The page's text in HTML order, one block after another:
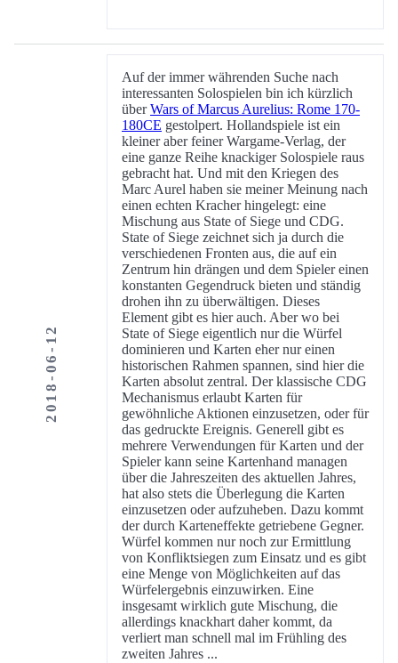
2018-06-12
Auf der immer währenden Suche nach
interessanten Solospielen bin ich kürzlich
überWars of Marcus Aurelius: Rome 170-
180CE gestolpert. Hollandspiele ist ein
kleiner aber feiner Wargame-Verlag, der
eine ganze Reihe knackiger Solospiele raus
gebracht hat. Und mit den Kriegen des
Marc Aurel haben sie meiner Meinung nach
einen echten Kracher hingelegt: eine
Mischung aus State of Siege und CDG.
State of Siege zeichnet sich ja durch die
verschiedenen Fronten aus, die auf ein
Zentrum hin drängen und dem Spieler einen
konstanten Gegendruck bieten und ständig
drohen ihn zu überwältigen. Dieses
Element gibt es hier auch. Aber wo bei
State of Siege eigentlich nur die Würfel
dominieren und Karten eher nur einen
historischen Rahmen spannen, sind hier die
Karten absolut zentral. Der klassische CDG
Mechanismus erlaubt Karten für
gewöhnliche Aktionen einzusetzen, oder für
das gedruckte Ereignis. Generell gibt es
mehrere Verwendungen für Karten und der
Spieler kann seine Kartenhand managen
über die Jahreszeiten des aktuellen Jahres,
hat also stets die Überlegung die Karten
einzusetzen oder aufzuheben. Dazu kommt
der durch Karteneffekte getriebene Gegner.
Würfel kommen nur noch zur Ermittlung
von Konfliktsiegen zum Einsatz und es gibt
eine Menge von Möglichkeiten auf das
Würfelergebnis einzuwirken. Eine
insgesamt wirklich gute Mischung, die
allerdings knackhart daher kommt, da
verliert man schnell mal im Frühling des
zweiten Jahres ...